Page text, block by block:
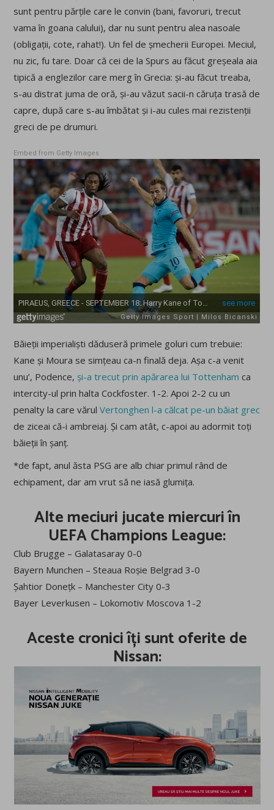
sunt pentru părțile care le convin (bani, favoruri, trecut
vama în goana calului), dar nu sunt pentru alea nasoale
(obligații, cote, rahat!). Un fel de șmecherii Europei. Meciul,
nu zic, fu tare. Doar că cei de la Spurs au făcut greșeala aia
tipică a englezilor care merg în Grecia: și-au făcut treaba,
s-au distrat juma de oră, și-au văzut sacii-n căruța trasă de
capre, după care s-au îmbătat și i-au cules mai rezistenții
greci de pe drumuri.
Embed from Getty Images
Băieții imperialiști dăduseră primele goluri cum trebuie:
Kane și Moura se simțeau ca-n finală deja. Așa c-a venit
unu’, Podence, și-a trecut prin apărarea lui Tottenham ca
intercity-ul prin halta Cockfoster. 1-2. Apoi 2-2 cu un
penalty la care vărulVertonghen l-a călcat pe-un băiat grec
de ziceai că-i ambreiaj. Și cam atât, c-apoi au adormit toți
băieții în șanț.
*de fapt, anul ăsta PSG are alb chiar primul rând de
echipament, dar am vrut să ne iasă glumița.
Alte meciuri jucate miercuri în
UEFA Champions League:
Club Brugge – Galatasaray 0-0
Bayern Munchen – Steaua Roșie Belgrad 3-0
Șahtior Donețk – Manchester City 0-3
Bayer Leverkusen – Lokomotiv Moscova 1-2
Aceste cronici îți sunt oferite de
Nissan: